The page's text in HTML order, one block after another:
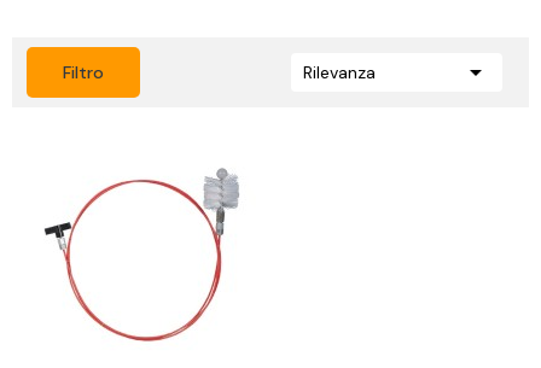
Filtro Rilevanza 